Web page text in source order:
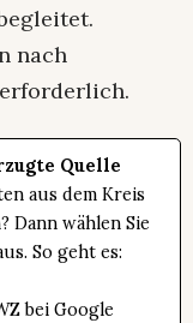
nach
Quelle
aus dem Kreis
Dann wählen Sie
So geht es:
bei Google